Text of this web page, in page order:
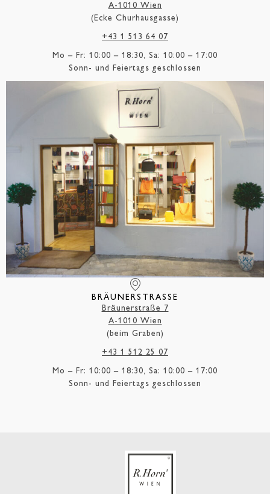
A-1010 Wien
(Ecke Churhausgasse)
+43 1 513 64 07
Mo – Fr: 10:00 – 18:30, Sa: 10:00 – 17:00
Sonn- und Feiertags geschlossen
BRÄUNERSTRASSE
Bräunerstraße 7
A-1010 Wien
(beim Graben)
+43 1 512 25 07
Mo – Fr: 10:00 – 18:30, Sa: 10:00 – 17:00
Sonn- und Feiertags geschlossen